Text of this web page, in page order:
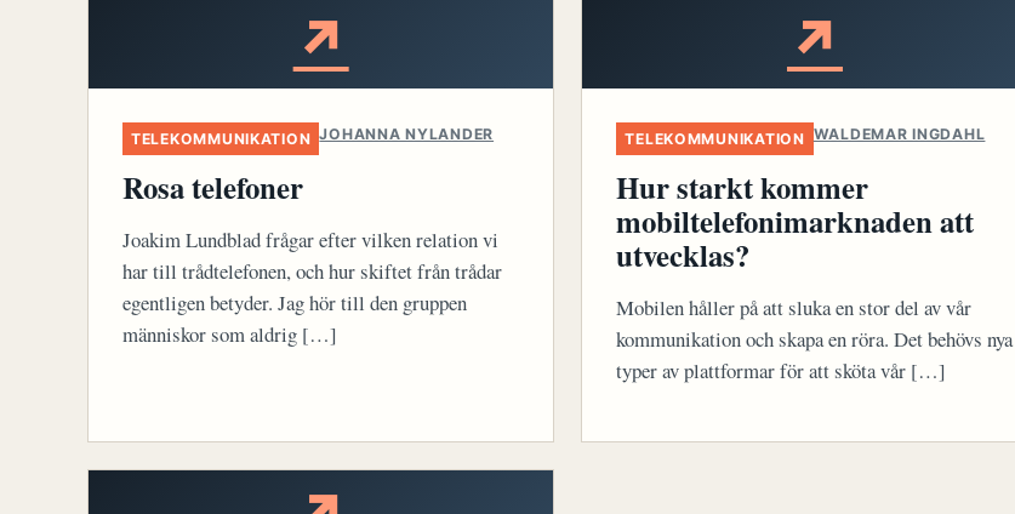
↗
TELEKOMMUNIKATION JOHANNA NYLANDER
Rosa telefoner
Joakim Lundblad frågar efter vilken relation vi
har till trådtelefonen, och hur skiftet från trådar
egentligen betyder. Jag hör till den gruppen
människor som aldrig […]
↗
TELEKOMMUNIKATION WALDEMAR INGDAHL
Hur starkt kommer
mobiltelefonimarknaden att
utvecklas?
Mobilen håller på att sluka en stor del av vår
kommunikation och skapa en röra. Det behövs nya
typer av plattformar för att sköta vår […]